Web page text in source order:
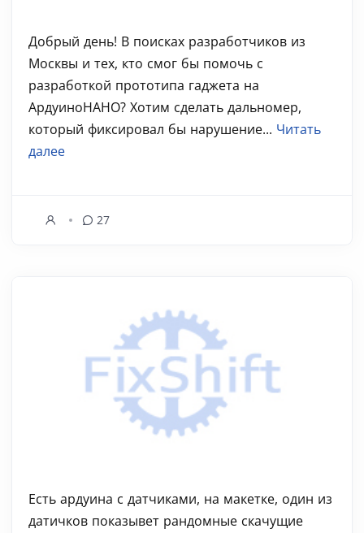
Добрый день! В поисках разработчиков из
Москвы и тех, кто смог бы помочь с
разработкой прототипа гаджета на
АрдуиноНАНО? Хотим сделать дальномер,
который фиксировал бы нарушение... Читать
далее
27
Есть ардуина с датчиками, на макетке, один из
датичков показывет рандомные скачущие